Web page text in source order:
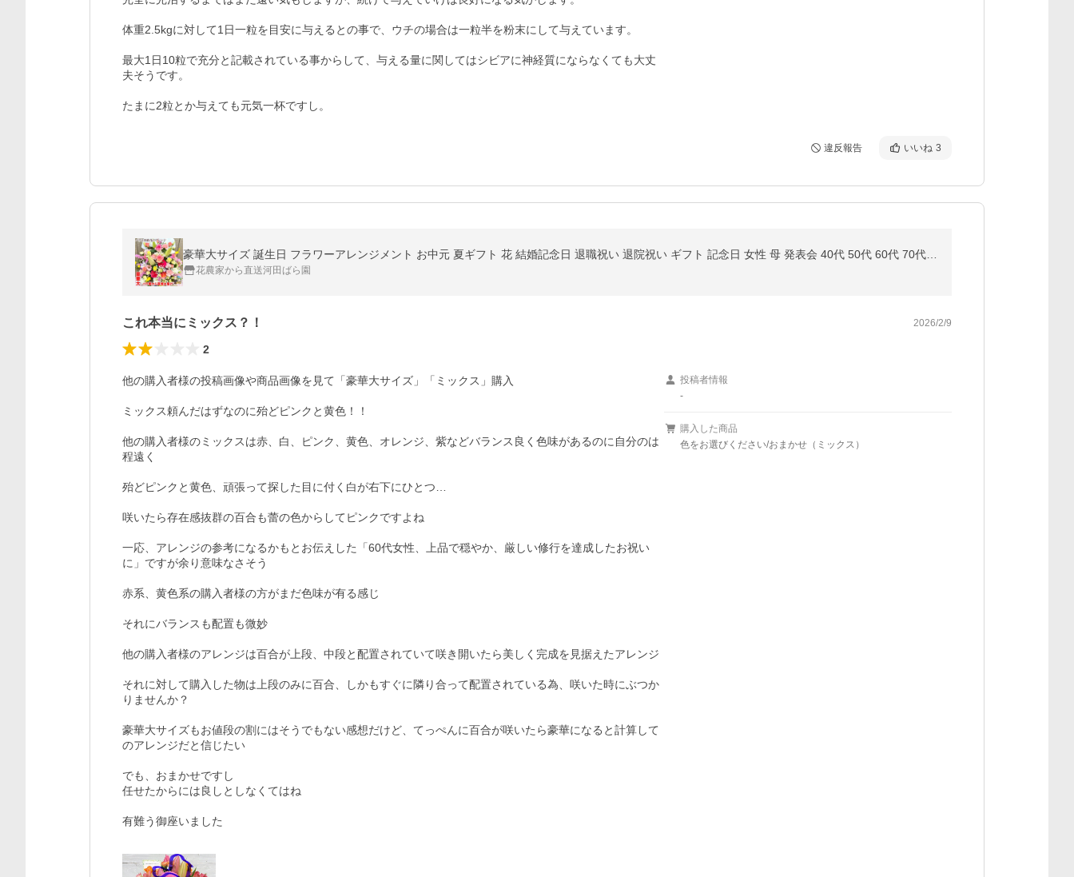
体重2.5kgに対して1日一粒を目安に与えるとの事で、ウチの場合は一粒半を粉末にして与えています。
最大1日10粒で充分と記載されている事からして、与える量に関してはシビアに神経質にならなくても大丈
夫そうです。
たまに2粒とか与えても元気一杯ですし。
違反報告 いいね 3
花農家から直送河田ばら園
これ本当にミックス？！ 2026/2/9
2
他の購入者様の投稿画像や商品画像を見て「豪華大サイズ」「ミックス」購入
ミックス頼んだはずなのに殆どピンクと黄色！！
他の購入者様のミックスは赤、白、ピンク、黄色、オレンジ、紫などバランス良く色味があるのに自分のは
程遠く
殆どピンクと黄色、頑張って探した目に付く白が右下にひとつ…
咲いたら存在感抜群の百合も蕾の色からしてピンクですよね
一応、アレンジの参考になるかもとお伝えした「60代女性、上品で穏やか、厳しい修行を達成したお祝い
に」ですが余り意味なさそう
赤系、黄色系の購入者様の方がまだ色味が有る感じ
それにバランスも配置も微妙
他の購入者様のアレンジは百合が上段、中段と配置されていて咲き開いたら美しく完成を見据えたアレンジ
それに対して購入した物は上段のみに百合、しかもすぐに隣り合って配置されている為、咲いた時にぶつか
りませんか？
豪華大サイズもお値段の割にはそうでもない感想だけど、てっぺんに百合が咲いたら豪華になると計算して
のアレンジだと信じたい
でも、おまかせですし
任せたからには良しとしなくてはね
有難う御座いました
投稿者情報
-
購入した商品
色をお選びください/おまかせ（ミックス）